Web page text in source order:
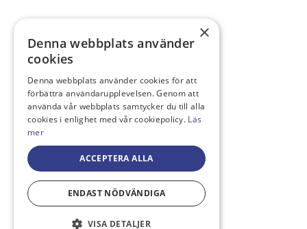
×
Denna webbplats använder
cookies
Denna webbplats använder cookies för att
förbättra användarupplevelsen. Genom att
använda vår webbplats samtycker du till alla
cookies i enlighet med vår cookiepolicy. Läs
mer
ACCEPTERA ALLA
ENDAST NÖDVÄNDIGA
VISA DETALJER